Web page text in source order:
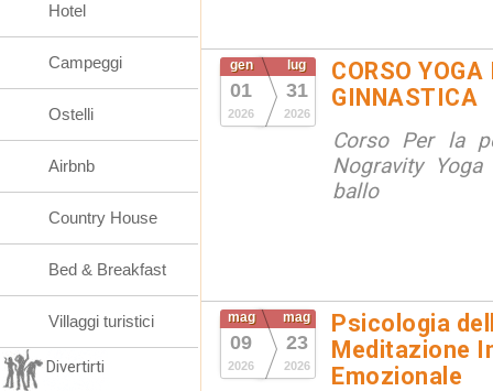
gen
01
2026
lug
31
2026
CORSO
GINNASTICA
Corso Per la
Nogravity
ballo
mag
09
2026
mag
23
2026
Psicologia
Meditazione
Emozionale
Hotel
Campeggi
Ostelli
Airbnb
Country House
Bed & Breakfast
Villaggi turistici
Divertirti